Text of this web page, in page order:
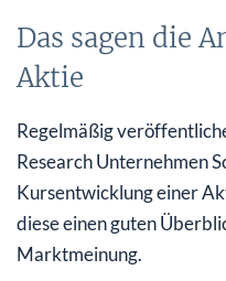
Das sagen die
Aktie
Regelmäßig
Research Unternehmen
Kursentwicklung einer
diese einen guten
Marktmeinung.